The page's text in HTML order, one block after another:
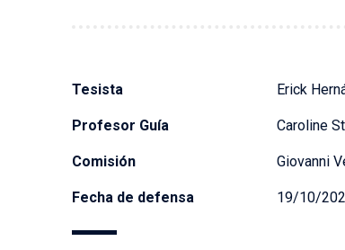
Tesista Erick
Profesor Guía Caroline
Comisión Giovanni
Fecha de defensa 19/10/